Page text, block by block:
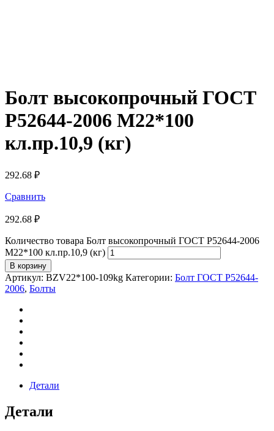
Болт высокопрочный ГОСТ
Р52644-2006 М22*100
кл.пр.10,9 (кг)
292.68 ₽
Сравнить
292.68 ₽
Количество товара Болт высокопрочный ГОСТ Р52644-2006
М22*100 кл.пр.10,9 (кг)
В корзину
Артикул: BZV22*100-109kg Категории: Болт ГОСТ Р52644-
2006, Болты
Детали
Детали